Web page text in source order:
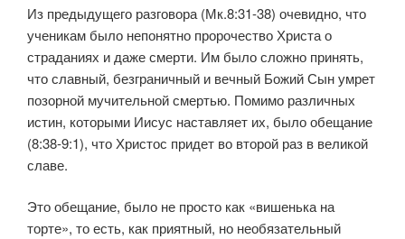
Из предыдущего разговора (Мк.8:31-38) очевидно, что
ученикам было непонятно пророчество Христа о
страданиях и даже смерти. Им было сложно принять,
что славный, безграничный и вечный Божий Сын умрет
позорной мучительной смертью. Помимо различных
истин, которыми Иисус наставляет их, было обещание
(8:38-9:1), что Христос придет во второй раз в великой
славе.
Это обещание, было не просто как «вишенька на
торте», то есть, как приятный, но необязательный